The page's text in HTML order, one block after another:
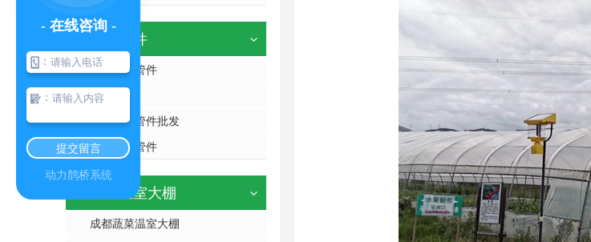
镀锌管件
成都镀锌管件
镀锌管件
成都镀锌管件批发
四川镀锌管件
蔬菜温室大棚
成都蔬菜温室大棚
- 在线咨询 -
：
：
提交留言
动力鹊桥系统